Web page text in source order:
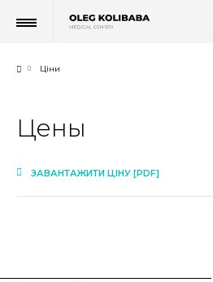
Цiни
Цены
ЗАВАНТАЖИТИ ЦІНУ [PDF]